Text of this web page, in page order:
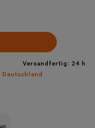
Versandfertig: 24 h
Deutschland